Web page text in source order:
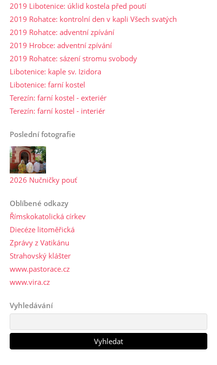
2019 Libotenice: úklid kostela před poutí
2019 Rohatce: kontrolní den v kapli Všech svatých
2019 Rohatce: adventní zpívání
2019 Hrobce: adventní zpívání
2019 Rohatce: sázení stromu svobody
Libotenice: kaple sv. Izidora
Libotenice: farní kostel
Terezín: farní kostel - exteriér
Terezín: farní kostel - interiér
Poslední fotografie
2026 Nučničky pouť
Oblíbené odkazy
Římskokatolická církev
Diecéze litoměřická
Zprávy z Vatikánu
Strahovský klášter
www.pastorace.cz
www.vira.cz
Vyhledávání